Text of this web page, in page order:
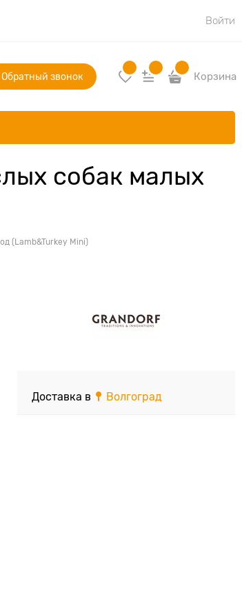
Войти
Обратный звонок Корзина
собак малых
(Lamb&Turkey Mini)
Доставка в Волгоград